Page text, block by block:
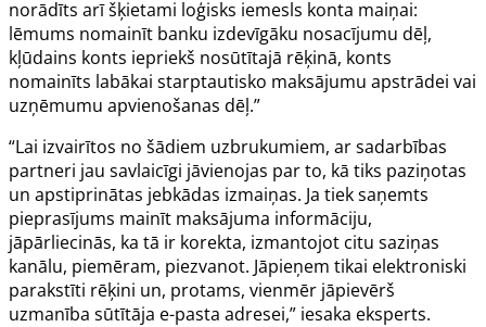
norādīts arī šķietami loģisks iemesls konta maiņai:
lēmums nomainīt banku izdevīgāku nosacījumu dēļ,
kļūdains konts iepriekš nosūtītajā rēķinā, konts
nomainīts labākai starptautisko maksājumu apstrādei vai
uzņēmumu apvienošanas dēļ.”
“Lai izvairītos no šādiem uzbrukumiem, ar sadarbības
partneri jau savlaicīgi jāvienojas par to, kā tiks paziņotas
un apstiprinātas jebkādas izmaiņas. Ja tiek saņemts
pieprasījums mainīt maksājuma informāciju,
jāpārliecinās, ka tā ir korekta, izmantojot citu saziņas
kanālu, piemēram, piezvanot. Jāpieņem tikai elektroniski
parakstīti rēķini un, protams, vienmēr jāpievērš
uzmanība sūtītāja e-pasta adresei,” iesaka eksperts.